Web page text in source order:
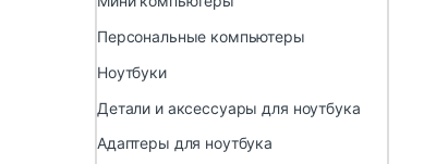
Персональные компьютеры
Ноутбуки
Детали и аксессуары для ноутбука
Адаптеры для ноутбука